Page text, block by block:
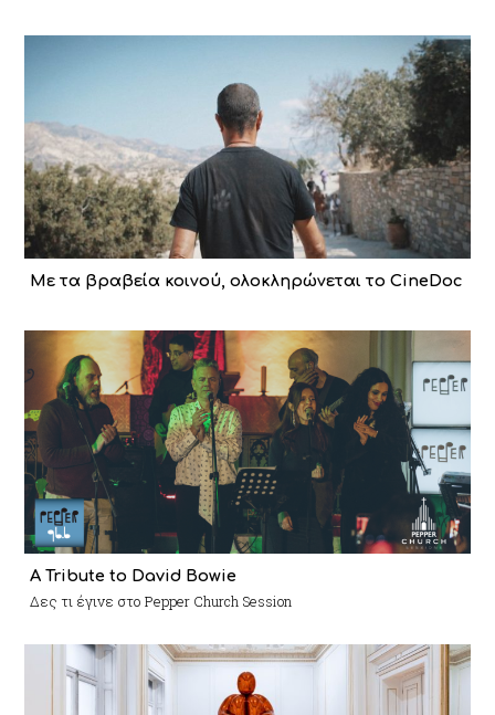
Με τα βραβεία κοινού, ολοκληρώνεται το CineDoc
A Tribute to David Bowie
Δες τι έγινε στο Pepper Church Session